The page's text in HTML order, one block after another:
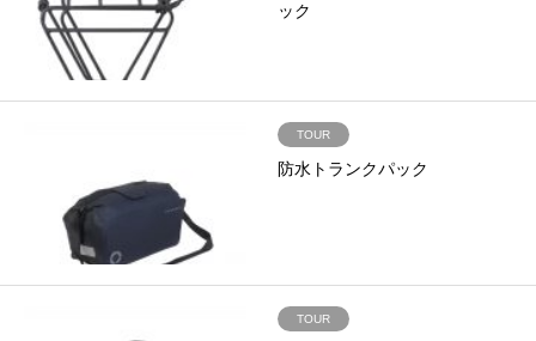
ック
TOUR
防水トランクパック
TOUR